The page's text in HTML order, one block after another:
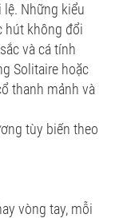
Những kiểu
hút không đổi
và cá tính
Solitaire hoặc
thanh mảnh và
tùy biến theo
vòng tay, mỗi